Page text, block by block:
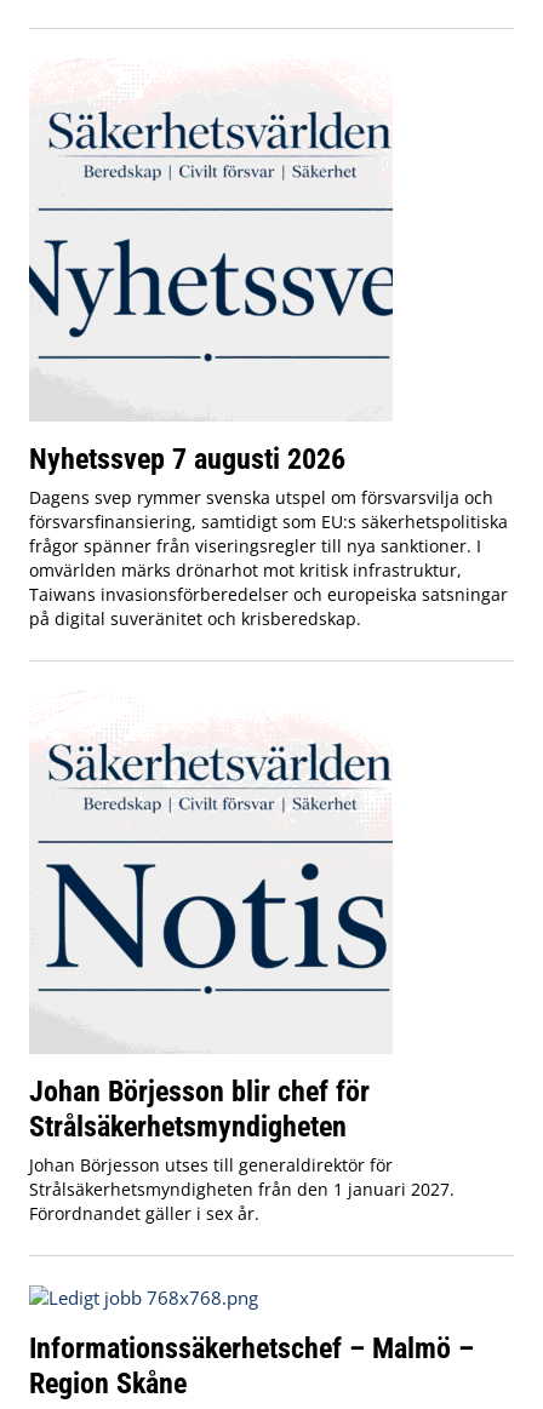
Nyhetssvep 7 augusti 2026
Dagens svep rymmer svenska utspel om försvarsvilja och
försvarsfinansiering, samtidigt som EU:s säkerhetspolitiska
frågor spänner från viseringsregler till nya sanktioner. I
omvärlden märks drönarhot mot kritisk infrastruktur,
Taiwans invasionsförberedelser och europeiska satsningar
på digital suveränitet och krisberedskap.
Johan Börjesson blir chef för
Strålsäkerhetsmyndigheten
Johan Börjesson utses till generaldirektör för
Strålsäkerhetsmyndigheten från den 1 januari 2027.
Förordnandet gäller i sex år.
Informationssäkerhetschef – Malmö –
Region Skåne